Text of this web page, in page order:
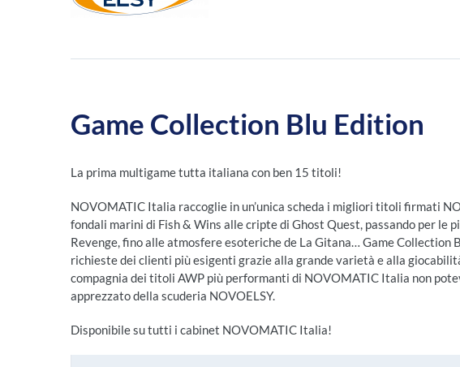
Game Collection Blu Edition
La prima multigame tutta italiana con ben 15 titoli!
NOVOMATIC Italia raccoglie in un’unica scheda i migliori titoli firmati
fondali marini di Fish & Wins alle cripte di Ghost Quest, passando per le
Revenge, fino alle atmosfere esoteriche de La Gitana… Game Collection
richieste dei clienti più esigenti grazie alla grande varietà e alla
compagnia dei titoli AWP più performanti di NOVOMATIC Italia non
apprezzato della scuderia NOVOELSY.
Disponibile su tutti i cabinet NOVOMATIC Italia!